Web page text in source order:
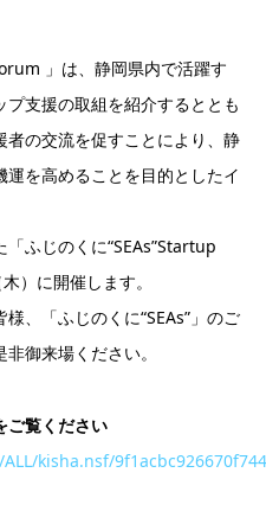
」は、静岡県内で活躍す
支援の取組を紹介するととも
の交流を促すことにより、静
を高めることを目的としたイ
ふじのくに“SEAs”Startup
）に開催します。
、「ふじのくに“SEAs”」のご
御来場ください。
ご覧ください
kisha.nsf/